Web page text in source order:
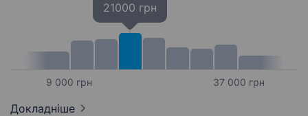
9 000 грн
21000 грн
37 000 грн
Докладніше